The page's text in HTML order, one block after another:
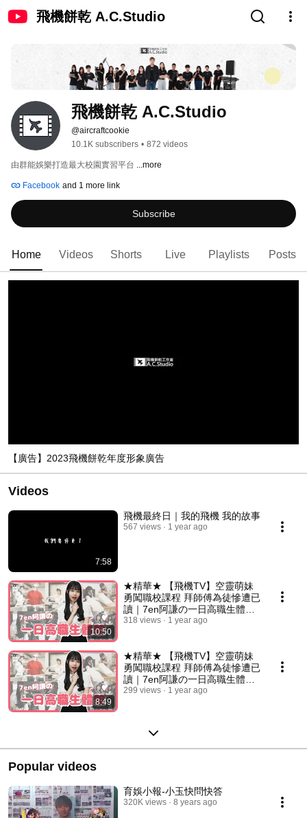
飛機餅乾 A.C.Studio
飛機餅乾 A.C.Studio
@aircraftcookie
10.1K subscribers • 872 videos
由群能娛樂打造最大校園實習平台 ...more
Facebook and 1 more link
Subscribe
Home Videos Shorts Live Playlists Posts
【廣告】2023飛機餅乾年度形象廣告
Videos
7:58
飛機最終日｜我的飛機 我的故事
567 views 1 year ago
10:50
★精華★ 【飛機TV】空靈萌妹
勇闖職校課程 拜師傅為徒慘遭已
讀｜7en阿謙の一日高職生體驗-
時尚造型科
318 views 1 year ago
8:49
★精華★ 【飛機TV】空靈萌妹
勇闖職校課程 拜師傅為徒慘遭已
讀｜7en阿謙の一日高職生體驗-
表演藝術科
299 views 1 year ago
Popular videos
育娛小報-小玉快問快答
320K views 8 years ago